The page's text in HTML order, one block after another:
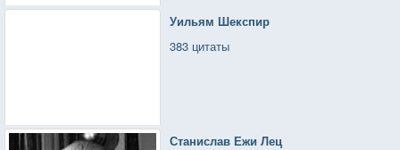
Уильям Шекспир
383 цитаты
Станислав Ежи Лец